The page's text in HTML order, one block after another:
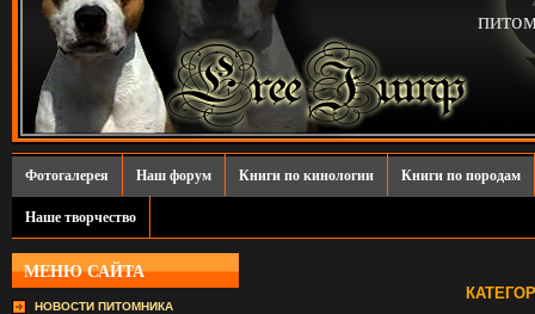
Фотогалерея Наш форум Книги по кинологии Книги по породам
Наше творчество
МЕНЮ САЙТА
НОВОСТИ ПИТОМНИКА